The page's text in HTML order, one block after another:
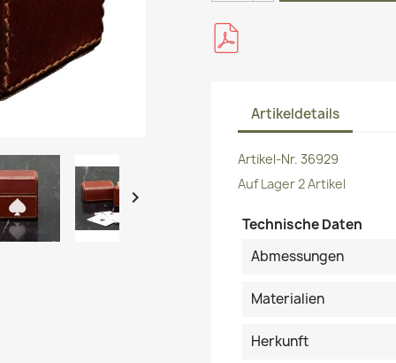

Artikeldetails
Artikel-Nr. 36929
Auf Lager 2 Artikel
Technische Daten
Abmessungen
Materialien
Herkunft